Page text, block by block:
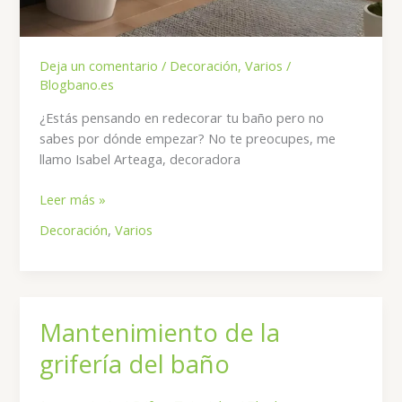
Deja un comentario / Decoración,Varios /
Blogbano.es
¿Estás pensando en redecorar tu baño pero no
sabes por dónde empezar? No te preocupes, me
llamo Isabel Arteaga, decoradora
Consejos
Redecorar
Leer más »
Decoración,Varios
Mantenimiento de la
grifería del baño